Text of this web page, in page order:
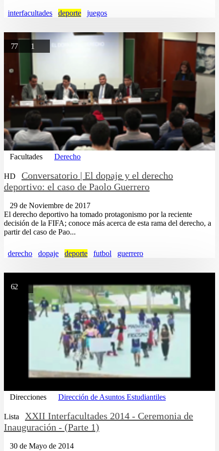
interfacultades deporte juegos
77 1
Facultades Derecho
HD
Conversatorio | El dopaje y el derecho
deportivo: el caso de Paolo Guerrero
29 de Noviembre de 2017
El derecho deportivo ha tomado protagonismo por la reciente
decisión de la FIFA; conoce más acerca de esta rama del derecho, a
partir del caso de Pao...
derecho dopaje deporte futbol guerrero
62
Direcciones Dirección de Asuntos Estudiantiles
Lista
XXII Interfacultades 2014 - Ceremonia de
Inauguración - (Parte 1)
30 de Mayo de 2014